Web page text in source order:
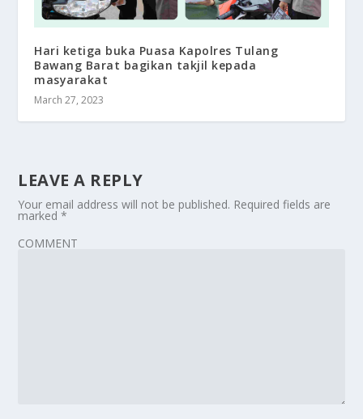
Hari ketiga buka Puasa Kapolres Tulang
Bawang Barat bagikan takjil kepada
masyarakat
March 27, 2023
LEAVE A REPLY
Your email address will not be published. Required fields are
marked*
COMMENT